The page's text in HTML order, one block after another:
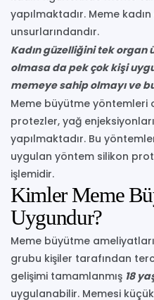
yapılmaktadır. Meme
unsurlarındandır.
Kadın güzelliğini tek organ
olmasa da pek çok kişi
memeye sahip olmayı ve
Meme büyütme yöntemleri
protezler, yağ
yapılmaktadır. Bu
uygulan yöntem silikon
işlemidir.
Kimler Meme
Uygundur?
Meme büyütme
grubu kişiler tarafından
gelişimi tamamlanmış 18
uygulanabilir. Memesi